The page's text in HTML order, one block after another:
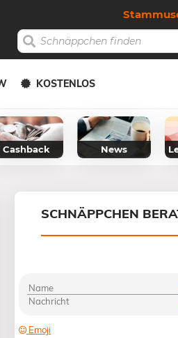
KOSTENLOS
Cashback News
SCHNÄPPCHEN